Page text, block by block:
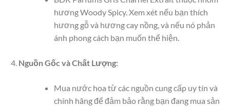
hương Woody Spicy. Xem xét nếu bạn thích
hương gỗ và hương cay nồng, và nếu nó phản
ánh phong cách bạn muốn thể hiện.
Nguồn Gốc và Chất Lượng:
Mua nước hoa từ các nguồn cung cấp uy tín và
chính hãng để đảm bảo rằng bạn đang mua sản